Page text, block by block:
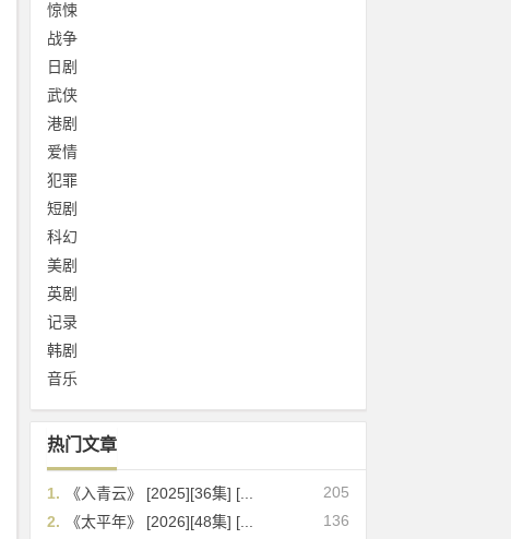
惊悚
战争
日剧
武侠
港剧
爱情
犯罪
短剧
科幻
美剧
英剧
记录
韩剧
音乐
热门文章
205
1.
《入青云》 [2025][36集] [...
136
2.
《太平年》 [2026][48集] [...